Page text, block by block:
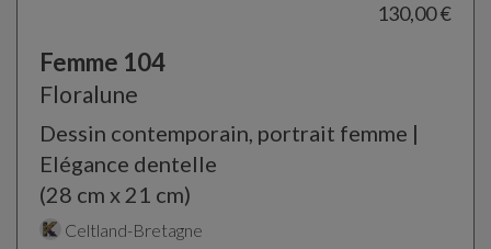
130,00 €
Femme 104
Floralune
Dessin contemporain, portrait femme |
Elégance dentelle
(28 cm x 21 cm)
Celtland-Bretagne